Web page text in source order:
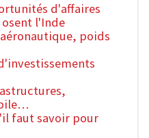
d'affaires
osent l'Inde
poids
faut savoir pour